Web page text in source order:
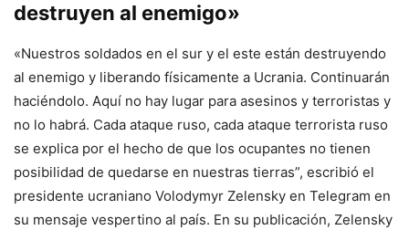
destruyen al enemigo»
«Nuestros soldados en el sur y el este están destruyendo
al enemigo y liberando físicamente a Ucrania. Continuarán
haciéndolo. Aquí no hay lugar para asesinos y terroristas y
no lo habrá. Cada ataque ruso, cada ataque terrorista ruso
se explica por el hecho de que los ocupantes no tienen
posibilidad de quedarse en nuestras tierras”, escribió el
presidente ucraniano Volodymyr Zelensky en Telegram en
su mensaje vespertino al país. En su publicación, Zelensky